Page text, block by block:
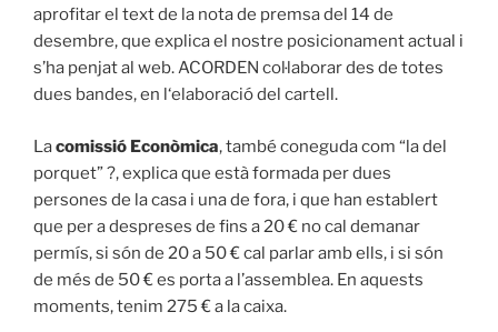
aprofitar el text de la nota de premsa del 14 de
desembre, que explica el nostre posicionament actual i
s’ha penjat al web. ACORDEN col·laborar des de totes
dues bandes, en l‘elaboració del cartell.
Lacomissió Econòmica, també coneguda com “la del
porquet” ?, explica que està formada per dues
persones de la casa i una de fora, i que han establert
que per a despreses de fins a 20 € no cal demanar
permís, si són de 20 a 50 € cal parlar amb ells, i si són
de més de 50 € es porta a l’assemblea. En aquests
moments, tenim 275 € a la caixa.